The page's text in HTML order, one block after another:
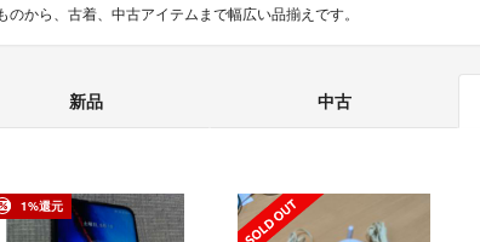
から、古着、中古アイテムまで幅広い品揃えです。
新品 中古
1%還元